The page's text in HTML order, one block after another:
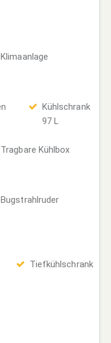
Klimaanlage
Kühlschrank
97 L
Tragbare Kühlbox
Bugstrahlruder
Tiefkühlschrank